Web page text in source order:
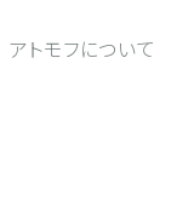
アトモフについて